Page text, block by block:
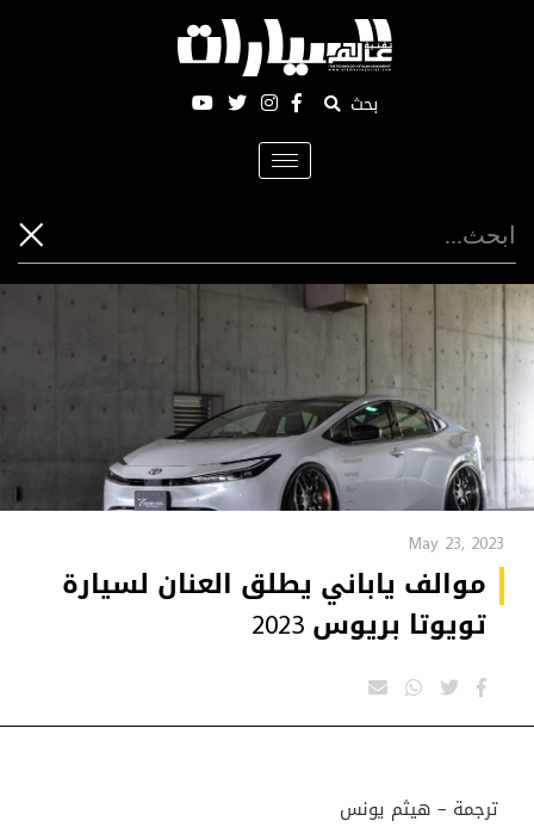
بحث
Toggle
navigation
May 23, 2023
موالف ياباني يطلق العنان لسيارة
تويوتا بريوس 2023
ترجمة – هيثم يونس